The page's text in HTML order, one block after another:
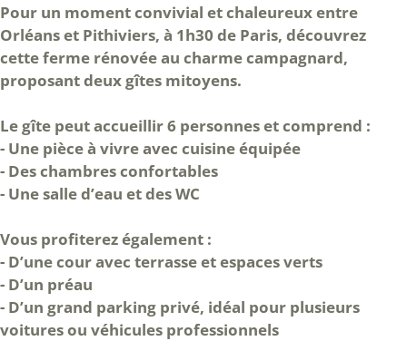
Pour un moment convivial et chaleureux entre
Orléans et Pithiviers, à 1h30 de Paris, découvrez
cette ferme rénovée au charme campagnard,
proposant deux gîtes mitoyens.
Le gîte peut accueillir 6 personnes et comprend :
- Une pièce à vivre avec cuisine équipée
- Des chambres confortables
- Une salle d’eau et des WC
Vous profiterez également :
- D’une cour avec terrasse et espaces verts
- D’un préau
- D’un grand parking privé, idéal pour plusieurs
voitures ou véhicules professionnels